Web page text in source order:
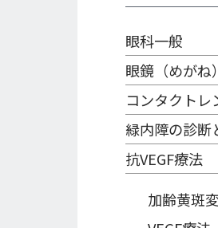
眼科一般
眼鏡（めがね
コンタクトレ
緑内障の診断
抗VEGF療法
加齢黄斑